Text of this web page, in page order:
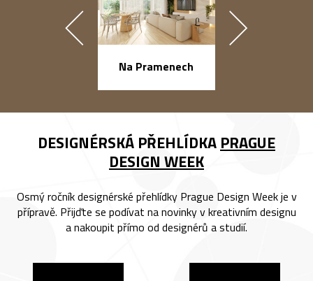
Na Pramenech
DESIGNÉRSKÁ PŘEHLÍDKA PRAGUE
DESIGN WEEK
Osmý ročník designérské přehlídky Prague Design Week je v
přípravě. Přijďte se podívat na novinky v kreativním designu
a nakoupit přímo od designérů a studií.